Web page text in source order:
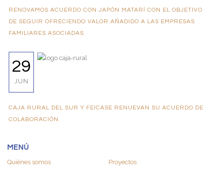
RENOVAMOS ACUERDO CON JAPÓN MATARÍ CON EL OBJETIVO
DE SEGUIR OFRECIENDO VALOR AÑADIDO A LAS EMPRESAS
FAMILIARES ASOCIADAS
29
JUN
CAJA RURAL DEL SUR Y FEICASE RENUEVAN SU ACUERDO DE
COLABORACIÓN
MENÚ
Quiénes somos
Proyectos